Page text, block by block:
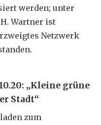
werden; unter
Wartner ist
Netzwerk
„Kleine grüne
Stadt“
zum